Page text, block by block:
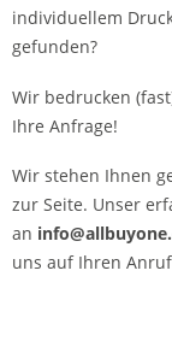
individuellem
gefunden?
Wir bedrucken
Ihre Anfrage!
Wir stehen Ihnen
zur Seite. Unser
an
uns auf Ihren